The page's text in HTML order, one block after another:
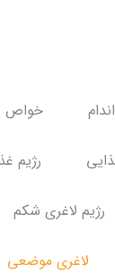
خواص
رژیم
رژیم لاغری شکم
لاغری موضعی